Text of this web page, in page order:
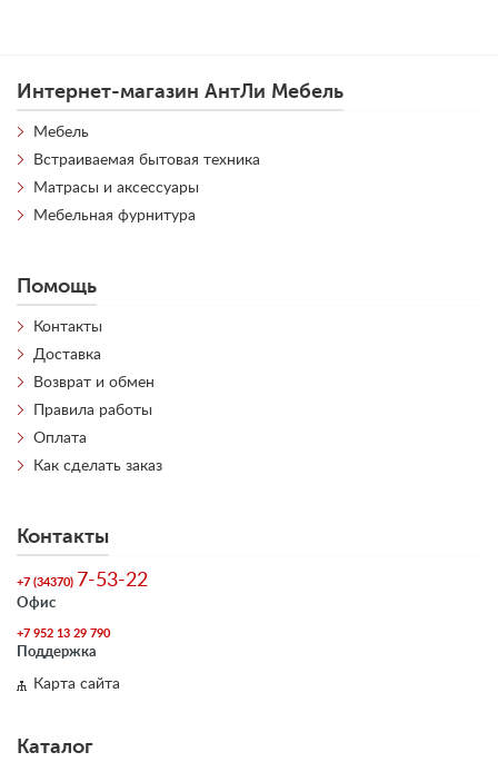
Интернет-магазин АнтЛи Мебель
Мебель
Встраиваемая бытовая техника
Матрасы и аксессуары
Мебельная фурнитура
Помощь
Контакты
Доставка
Возврат и обмен
Правила работы
Оплата
Как сделать заказ
Контакты
+7 (34370) 7-53-22
Офис
+7 952 13 29 790
Поддержка
Карта сайта
Каталог